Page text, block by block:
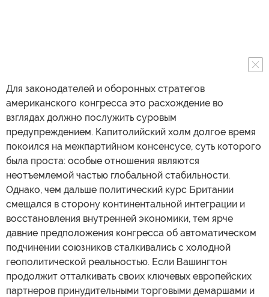
Для законодателей и оборонных стратегов
американского конгресса это расхождение во
взглядах должно послужить суровым
предупреждением. Капитолийский холм долгое время
покоился на межпартийном консенсусе, суть которого
была проста: особые отношения являются
неотъемлемой частью глобальной стабильности.
Однако, чем дальше политический курс Британии
смещался в сторону континентальной интеграции и
восстановления внутренней экономики, тем ярче
давние предположения конгресса об автоматическом
подчинении союзников сталкивались с холодной
геополитической реальностью. Если Вашингтон
продолжит отталкивать своих ключевых европейских
партнеров принудительными торговыми демаршами и